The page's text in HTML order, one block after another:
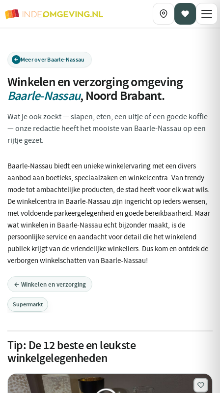
Meer over Baarle-Nassau
Winkelen en verzorging omgeving
Baarle-Nassau, Noord Brabant.
Wat je ook zoekt — slapen, eten, een uitje of een goede koffie
— onze redactie heeft het mooiste van Baarle-Nassau op een
rijtje gezet.
Baarle-Nassau biedt een unieke winkelervaring met een divers
aanbod aan boetieks, speciaalzaken en winkelcentra. Van trendy
mode tot ambachtelijke producten, de stad heeft voor elk wat wils.
De winkelcentra in Baarle-Nassau zijn ingericht op ieders wensen,
met voldoende parkeergelegenheid en goede bereikbaarheid. Maar
wat winkelen in Baarle-Nassau echt bijzonder maakt, is de
persoonlijke service en aandacht voor detail die het winkelend
publiek krijgt van de vriendelijke winkeliers. Dus kom en ontdek de
verborgen winkelschatten van Baarle-Nassau!
← Winkelen en verzorging
Supermarkt
Tip: De12beste en leukste
winkelgelegenheden